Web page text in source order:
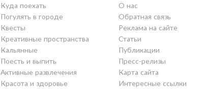
Куда поехать
Погулять в городе
Квесты
Креативные пространства
Кальянные
Поесть и выпить
Активные развлечения
Красота и здоровье
О нас
Обратная связь
Реклама на сайте
Статьи
Публикации
Пресс-релизы
Карта сайта
Интересные ссылки